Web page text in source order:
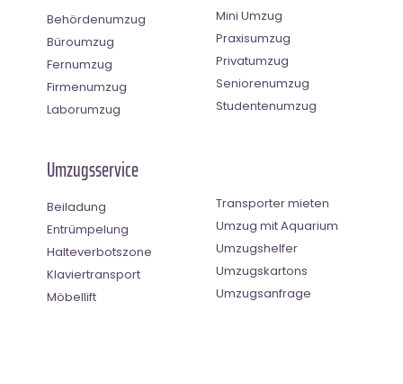
Behördenumzug
Büroumzug
Fernumzug
Firmenumzug
Laborumzug
Mini Umzug
Praxisumzug
Privatumzug
Seniorenumzug
Studentenumzug
Umzugsservice
Beiladung
Entrümpelung
Halteverbotszone
Klaviertransport
Möbellift
Transporter mieten
Umzug mit Aquarium
Umzugshelfer
Umzugskartons
Umzugsanfrage